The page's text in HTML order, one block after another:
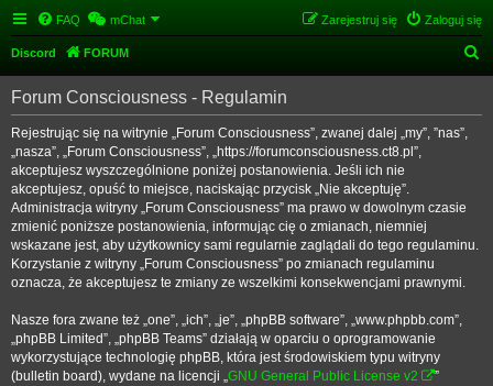
FAQ mChat Zaloguj się
Zarejestruj się
Discord FORUM
z
Forum Consciousness - Regulamin
Rejestrując się na witrynie „Forum Consciousness”, zwanej dalej „my”, ”nas”,
„nasza”, „Forum Consciousness”, „https://forumconsciousness.ct8.pl”,
akceptujesz wyszczególnione poniżej postanowienia. Jeśli ich nie
akceptujesz, opuść to miejsce, naciskając przycisk „Nie akceptuję”.
Administracja witryny „Forum Consciousness” ma prawo w dowolnym czasie
zmienić poniższe postanowienia, informując cię o zmianach, niemniej
wskazane jest, aby użytkownicy sami regularnie zaglądali do tego regulaminu.
Korzystanie z witryny „Forum Consciousness” po zmianach regulaminu
oznacza, że akceptujesz te zmiany ze wszelkimi konsekwencjami prawnymi.
Nasze fora zwane też „one”, „ich”, „je”, „phpBB software”, „www.phpbb.com”,
„phpBB Limited”, „phpBB Teams” działają w oparciu o oprogramowanie
wykorzystujące technologię phpBB, która jest środowiskiem typu witryny
(bulletin board), wydane na licencji „GNU General Public License v2
”